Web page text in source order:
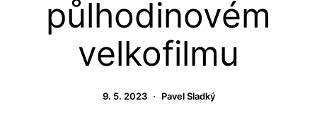
půlhodinovém
velkofilmu
9. 5. 2023 Pavel Sladký